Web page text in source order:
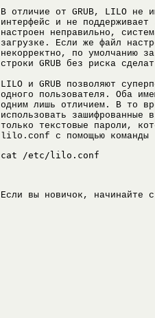
В отличие от GRUB, LILO не
интерфейс и не
настроен неправильно,
загрузке. Если же файл
некорректно, по умолчанию
строки GRUB без риска
LILO и GRUB позволяют
одного пользователя. Оба
одним лишь отличием. В то
использовать зашифрованные
только текстовые пароли,
lilo.conf с помощью команды
cat /etc/lilo.conf
Если вы новичок, начинайте